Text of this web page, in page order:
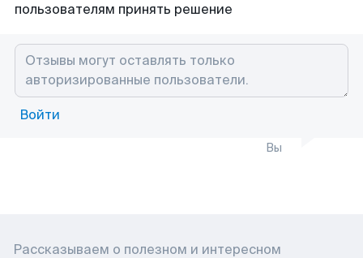
пользователям принять решение
Войти
Вы
Рассказываем о полезном и интересном